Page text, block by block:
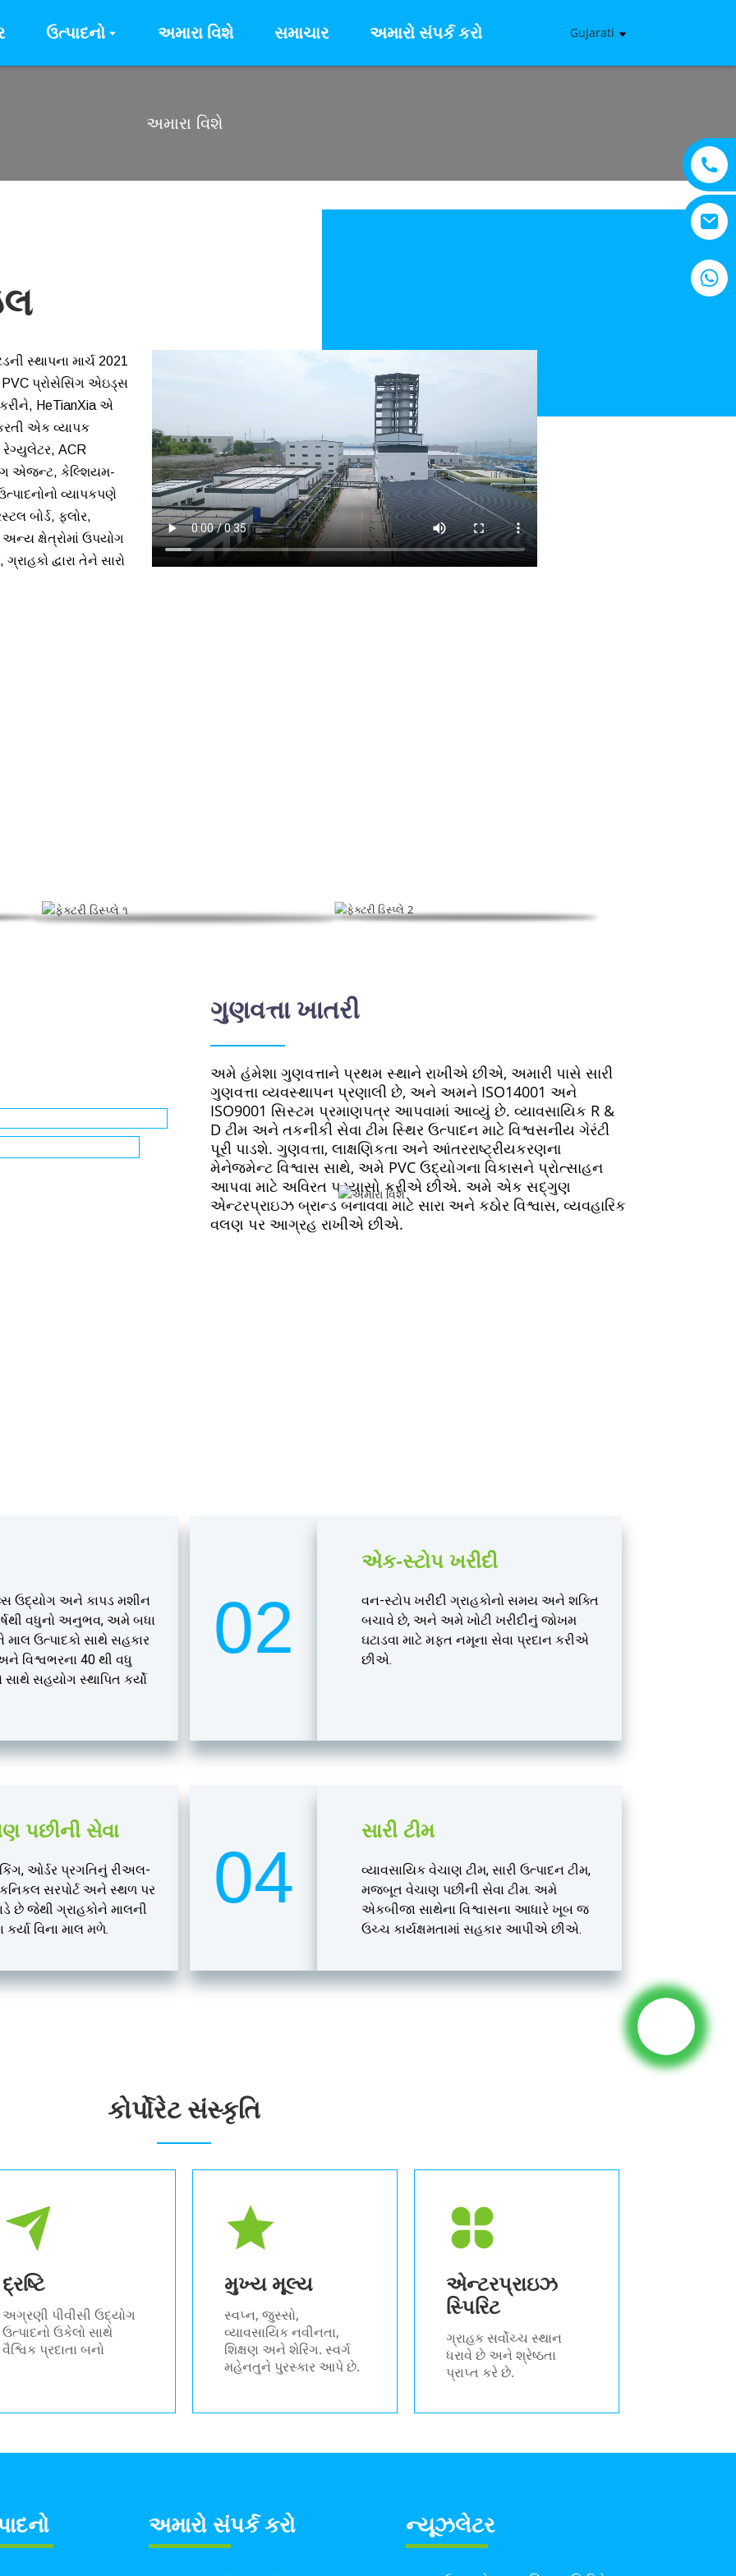
ઉત્પાદનો અમારા વિશે સમાચાર અમારો સંપર્ક કરો Gujarati
અમારા વિશે
સ્થાપના માર્ચ 2021
PVC પ્રોસેસિંગ એઇડ્સ
HeTianXia એ
એક વ્યાપક
ACR
એજન્ટ, કેલ્શિયમ-
વ્યાપકપણે
બોર્ડ, ફ્લોર,
ક્ષેત્રોમાં ઉપયોગ
દ્વારા તેને સારો
ગુણવત્તા ખાતરી
અમે હંમેશા ગુણવત્તાને પ્રથમ સ્થાને રાખીએ છીએ, અમારી પાસે સારી
ગુણવત્તા વ્યવસ્થાપન પ્રણાલી છે, અને અમને ISO14001 અને
ISO9001 સિસ્ટમ પ્રમાણપત્ર આપવામાં આવ્યું છે. વ્યાવસાયિક R &
D ટીમ અને તકનીકી સેવા ટીમ સ્થિર ઉત્પાદન માટે વિશ્વસનીય ગેરંટી
પૂરી પાડશે. ગુણવત્તા, લાક્ષણિકતા અને આંતરરાષ્ટ્રીયકરણના
મેનેજમેન્ટ વિશ્વાસ સાથે, અમે PVC ઉદ્યોગના વિકાસને પ્રોત્સાહન
આપવા માટે અવિરત પ્રયાસો કરીએ છીએ. અમે એક સદ્ગુણ
એન્ટરપ્રાઇઝ બ્રાન્ડ બનાવવા માટે સારા અને કઠોર વિશ્વાસ, વ્યવહારિક
વલણ પર આગ્રહ રાખીએ છીએ.
ઉદ્યોગ અને કાપડ મશીન
વધુનો અનુભવ, અમે બધા
ઉત્પાદકો સાથે સહકાર
40 થી વધુ
સાથે સહયોગ સ્થાપિત કર્યો
02
એક-સ્ટોપ ખરીદી
વન-સ્ટોપ ખરીદી ગ્રાહકોનો સમય અને શક્તિ
બચાવે છે, અને અમે ખોટી ખરીદીનું જોખમ
ઘટાડવા માટે મફત નમૂના સેવા પ્રદાન કરીએ
છીએ.
પછીની સેવા
ઓર્ડર પ્રગતિનું રીઅલ-
સરપોર્ટ અને સ્થળ પર
છે જેથી ગ્રાહકોને માલની
કર્યા વિના માલ મળે.
04
સારી ટીમ
વ્યાવસાયિક વેચાણ ટીમ, સારી ઉત્પાદન ટીમ,
મજબૂત વેચાણ પછીની સેવા ટીમ. અમે
એકબીજા સાથેના વિશ્વાસના આધારે ખૂબ જ
ઉચ્ચ કાર્યક્ષમતામાં સહકાર આપીએ છીએ.
કોર્પોરેટ સંસ્કૃતિ
દ્રષ્ટિ
અગ્રણી પીવીસી ઉદ્યોગ
ઉત્પાદનો ઉકેલો સાથે
વૈશ્વિક પ્રદાતા બનો
મુખ્ય મૂલ્ય
સ્વપ્ન, જુસ્સો,
વ્યાવસાયિક નવીનતા,
શિક્ષણ અને શેરિંગ. સ્વર્ગ
મહેનતુને પુરસ્કાર આપે છે.
એન્ટરપ્રાઇઝ
સ્પિરિટ
ગ્રાહક સર્વોચ્ચ સ્થાન
ધરાવે છે અને શ્રેષ્ઠતા
પ્રાપ્ત કરે છે.
અમારો સંપર્ક કરો ન્યૂઝલેટર